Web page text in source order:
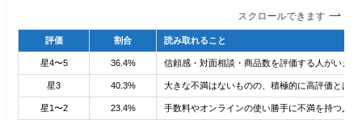
スクロールできます
評価 割合 読み取れること
星4〜5 36.4% 信頼感・対面相談・商品数を評価する人がいます
星3 40.3% 大きな不満はないものの、積極的に高評価とは
星1〜2 23.4% 手数料やオンラインの使い勝手に不満を持つ人が